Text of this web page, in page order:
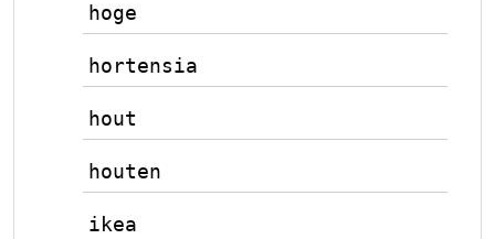
hoge
hortensia
hout
houten
ikea